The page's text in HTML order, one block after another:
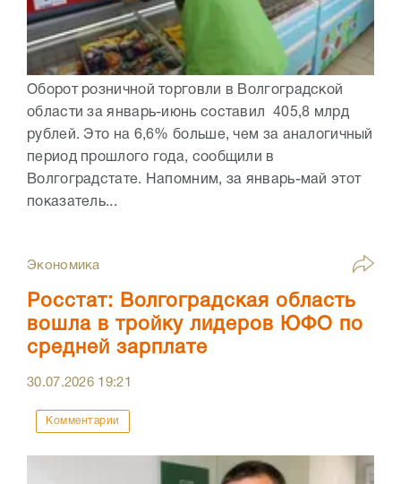
Оборот розничной торговли в Волгоградской
области за январь-июнь составил 405,8 млрд
рублей. Это на 6,6% больше, чем за аналогичный
период прошлого года, сообщили в
Волгоградстате. Напомним, за январь-май этот
показатель...
Экономика
Росстат: Волгоградская область
вошла в тройку лидеров ЮФО по
средней зарплате
30.07.2026 19:21
Комментарии